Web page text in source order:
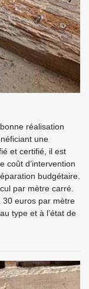
réalisation
une
et certifié, il est
coût d’intervention
budgétaire.
par mètre carré.
30 euros par mètre
type et à l’état de